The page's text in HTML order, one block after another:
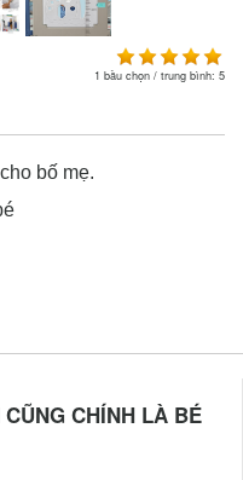
1 bầu chọn / trung bình: 5
bố mẹ.
CHÍNH LÀ BÉ